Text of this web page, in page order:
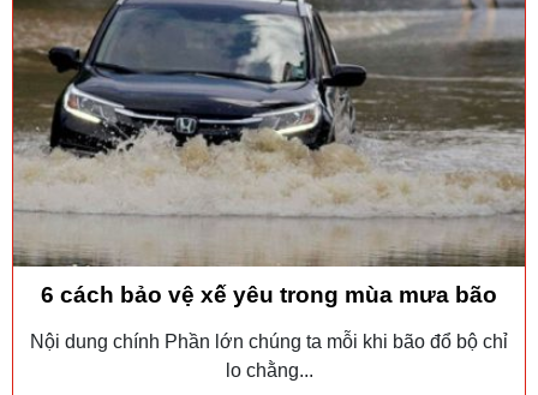
6 cách bảo vệ xế yêu trong mùa mưa bão
Nội dung chính Phần lớn chúng ta mỗi khi bão đổ bộ chỉ
lo chằng...